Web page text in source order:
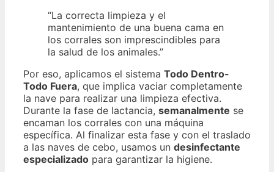
“La correcta limpieza y el
mantenimiento de una buena cama en
los corrales son imprescindibles para
la salud de los animales.”
Por eso, aplicamos el sistema Todo Dentro-
Todo Fuera, que implica vaciar completamente
la nave para realizar una limpieza efectiva.
Durante la fase de lactancia, semanalmente se
encaman los corrales con una máquina
específica. Al finalizar esta fase y con el traslado
a las naves de cebo, usamos un desinfectante
especializado para garantizar la higiene.